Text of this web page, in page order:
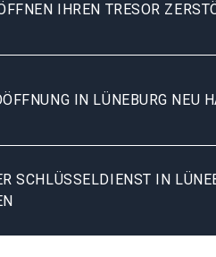
IHREN TRESOR
IN LÜNEBURG NEU
SCHLÜSSELDIENST IN